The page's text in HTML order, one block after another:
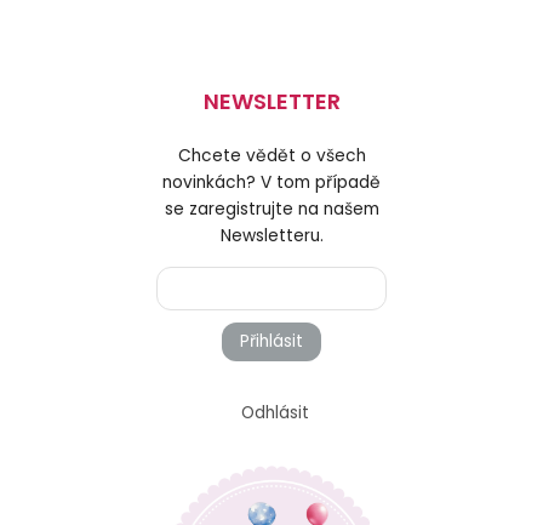
NEWSLETTER
Chcete vědět o všech
novinkách? V tom případě
se zaregistrujte na našem
Newsletteru.
Přihlásit
Odhlásit